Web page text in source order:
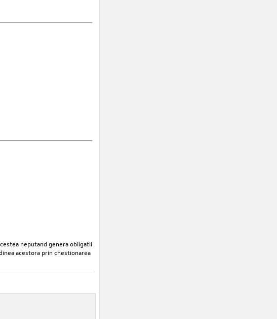
neputand genera obligatii
acestora prin chestionarea